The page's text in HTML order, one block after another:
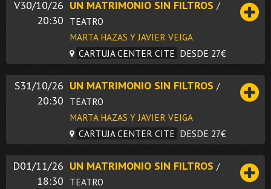
V30/10/26
20:30
UN MATRIMONIO SIN FILTROS /
TEATRO
MARTA HAZAS Y JAVIER VEIGA
CARTUJA CENTER CITE DESDE 27€
S31/10/26
20:30
UN MATRIMONIO SIN FILTROS /
TEATRO
MARTA HAZAS Y JAVIER VEIGA
CARTUJA CENTER CITE DESDE 27€
D01/11/26
18:30
UN MATRIMONIO SIN FILTROS /
TEATRO